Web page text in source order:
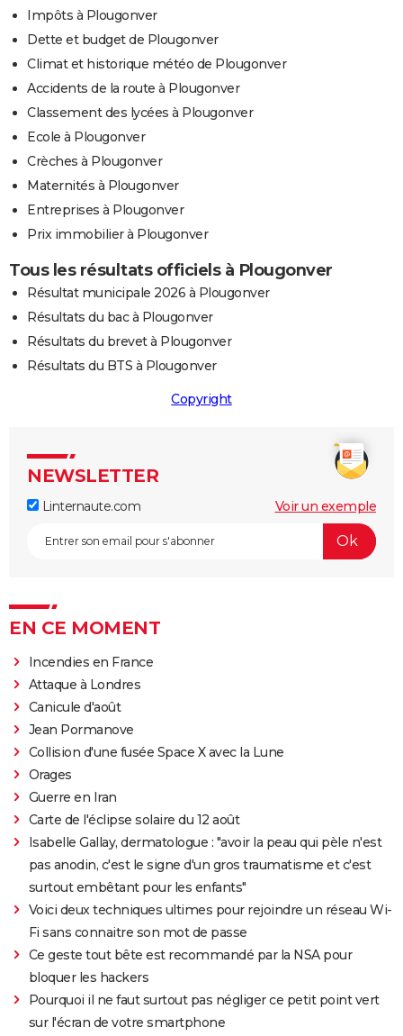
Impôts à Plougonver
Dette et budget de Plougonver
Climat et historique météo de Plougonver
Accidents de la route à Plougonver
Classement des lycées à Plougonver
Ecole à Plougonver
Crèches à Plougonver
Maternités à Plougonver
Entreprises à Plougonver
Prix immobilier à Plougonver
Tous les résultats officiels à Plougonver
Résultat municipale 2026 à Plougonver
Résultats du bac à Plougonver
Résultats du brevet à Plougonver
Résultats du BTS à Plougonver
Copyright
NEWSLETTER
Linternaute.com Voir un exemple
EN CE MOMENT
Incendies en France
Attaque à Londres
Canicule d'août
Jean Pormanove
Collision d'une fusée Space X avec la Lune
Orages
Guerre en Iran
Carte de l'éclipse solaire du 12 août
Isabelle Gallay, dermatologue : "avoir la peau qui pèle n'est
pas anodin, c'est le signe d'un gros traumatisme et c'est
surtout embêtant pour les enfants"
Voici deux techniques ultimes pour rejoindre un réseau Wi-
Fi sans connaitre son mot de passe
Ce geste tout bête est recommandé par la NSA pour
bloquer les hackers
Pourquoi il ne faut surtout pas négliger ce petit point vert
sur l'écran de votre smartphone